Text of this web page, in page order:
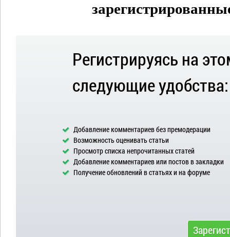
Регистрируясь на
следующие удобства:
Добавление комментариев без премодерации
Возможность оценивать статьи
Просмотр списка непрочитанных статей
Добавление комментариев или постов в закладки
Получение обновлений в статьях и на форуме